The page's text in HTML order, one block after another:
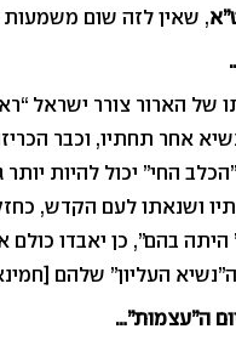
, שאין לזה שום משמעות
של הארור צורר ישראל
החי” יכול להיות
ושנאתו לעם הקדש,
בהם”, כן יאבדו כולם
העליון” שלהם
ה”עצמות”…